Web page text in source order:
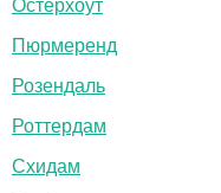
Остерхоут
Пюрмеренд
Розендаль
Роттердам
Схидам